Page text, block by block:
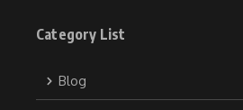
Category List
Blog